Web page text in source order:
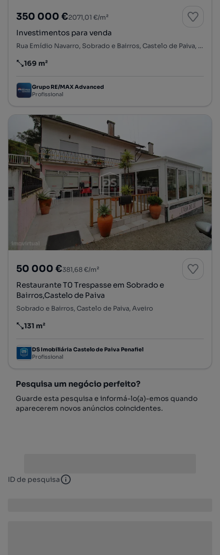
350 000 €2071,01 €/m²
Investimentos para venda
Rua Emídio Navarro, Sobrado e Bairros, Castelo de Paiva, Aveiro
Preço por metro quadrado
169 m²
Grupo RE/MAX Advanced
Profissional
50 000 €381,68 €/m²
Restaurante T0 Trespasse em Sobrado e
Bairros,Castelo de Paiva
Sobrado e Bairros, Castelo de Paiva, Aveiro
Preço por metro quadrado
131 m²
DS Imobiliária Castelo de Paiva Penafiel
Profissional
Pesquisa um negócio perfeito?
Guarde esta pesquisa e informá-lo(a)-emos quando
aparecerem novos anúncios coincidentes.
ID de pesquisa ID de pesquisa